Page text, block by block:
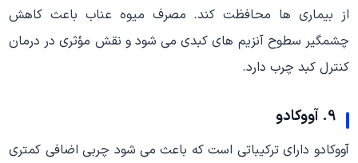
از بیماری ها محافظت کند. مصرف میوه عناب باعث کاهش
چشمگیر سطوح آنزیم های کبدی می شود و نقش مؤثری در درمان
کنترل کبد چرب دارد.
9. آووکادو
آووکادو دارای ترکیباتی است که باعث می شود چربی اضافی کمتری